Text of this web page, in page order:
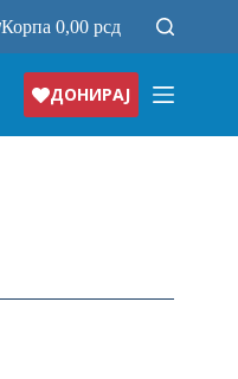
Корпа0,00рсд
ДОНИРАЈ